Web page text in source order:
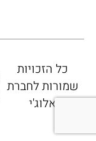
כל הזכויות
שמורות לחברת
אלוג'י